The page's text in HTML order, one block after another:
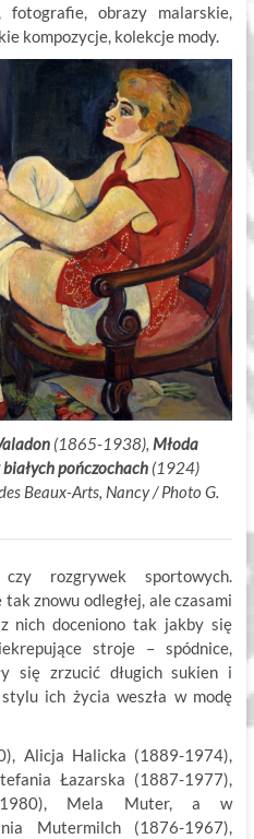
fotografie, obrazy malarskie,
kompozycje, kolekcje mody.
(1865-1938),Młoda
pończochach (1924)
Beaux-Arts, Nancy / Photo G.
czy rozgrywek sportowych.
znowu odległej, ale czasami
nich doceniono tak jakby się
stroje – spódnice,
się zrzucić długich sukien i
ich życia weszła w modę
Alicja Halicka (1889-1974),
Łazarska (1887-1977),
1980), Mela Muter, a w
Mutermilch (1876-1967),